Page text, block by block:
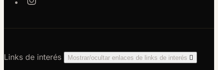
Links de interés Mostrar/ocultar enlaces de links de interés 